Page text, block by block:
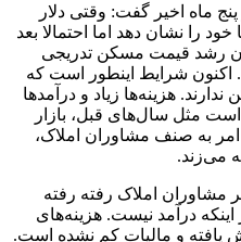
ماه اخیر گفت: وقتی دلار
را نشان دهد اما احتمالا بعد
رشد قیمت مسکن تدریجی
اکنون شرایط اینطور است که
هزینه‌ها زیاد و درآمدها
مثل سال‌های قبل، بازار
به صنف مشاوران املاک،
می‌زند.
مشاوران املاک رفته رفته
درآمد نیست. هزینه‌های
یافته و مالیات کم نشده است.